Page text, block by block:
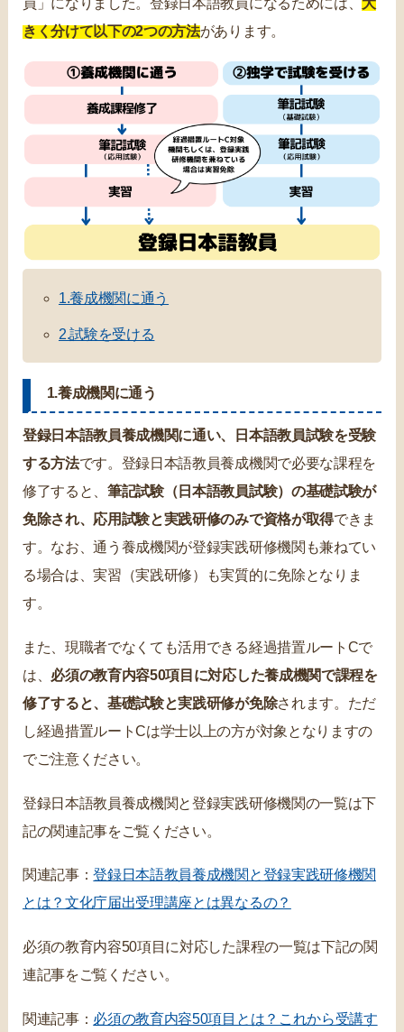
員」になりました。登録日本語教員になるためには、 大
きく分けて以下の2つの方法があります。
1.養成機関に通う
2.試験を受ける
1.養成機関に通う
登録日本語教員養成機関に通い、日本語教員試験を受験
する方法です。登録日本語教員養成機関で必要な課程を
修了すると、筆記試験（日本語教員試験）の基礎試験が
免除され、応用試験と実践研修のみで資格が取得できま
す。なお、通う養成機関が登録実践研修機関も兼ねてい
る場合は、実習（実践研修）も実質的に免除となりま
す。
また、現職者でなくても活用できる経過措置ルートCで
は、 必須の教育内容50項目に対応した養成機関で課程を
修了すると、基礎試験と実践研修が免除されます。ただ
し経過措置ルートCは学士以上の方が対象となりますの
でご注意ください。
登録日本語教員養成機関と登録実践研修機関の一覧は下
記の関連記事をご覧ください。
関連記事：登録日本語教員養成機関と登録実践研修機関
とは？文化庁届出受理講座とは異なるの？
必須の教育内容50項目に対応した課程の一覧は下記の関
連記事をご覧ください。
関連記事： 必須の教育内容50項目とは？これから受講す